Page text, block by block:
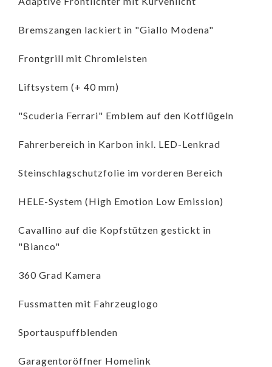
Bremszangen lackiert in "Giallo Modena"
Frontgrill mit Chromleisten
Liftsystem (+ 40 mm)
"Scuderia Ferrari" Emblem auf den Kotflügeln
Fahrerbereich in Karbon inkl. LED-Lenkrad
Steinschlagschutzfolie im vorderen Bereich
HELE-System (High Emotion Low Emission)
Cavallino auf die Kopfstützen gestickt in
"Bianco"
360 Grad Kamera
Fussmatten mit Fahrzeuglogo
Sportauspuffblenden
Garagentoröffner Homelink